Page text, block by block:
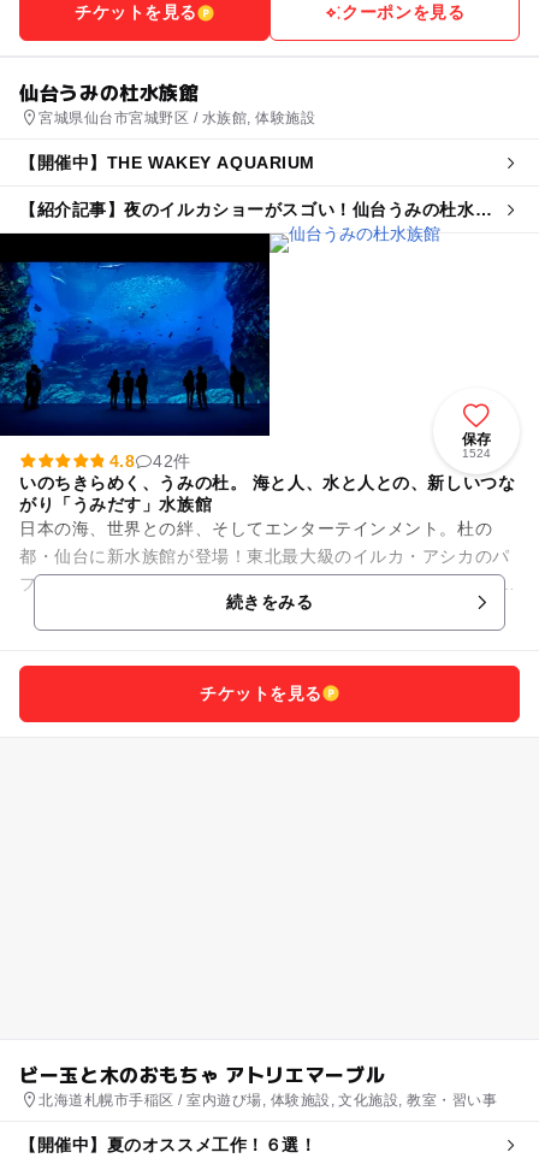
チケットを見る クーポンを見る
仙台うみの杜水族館
宮城県仙台市宮城野区 / 水族館, 体験施設
【開催中】THE WAKEY AQUARIUM
【紹介記事】夜のイルカショーがスゴい！仙台うみの杜水族
館でサマーナイトアクアリウム初開催
保存
1524
4.8
42件
いのちきらめく、うみの杜。 海と人、水と人との、新しいつな
がり「うみだす」水族館
日本の海、世界との絆、そしてエンターテインメント。杜の
都・仙台に新水族館が登場！東北最大級のイルカ・アシカのパ
フォーマンスや三陸の魚たちが悠々と泳ぐ大水槽など300種5万
点の生物を展示。そのほか...続きをみる
チケットを見る
ビー玉と木のおもちゃ アトリエマーブル
北海道札幌市手稲区 / 室内遊び場, 体験施設, 文化施設, 教室・習い事
【開催中】夏のオススメ工作！６選！